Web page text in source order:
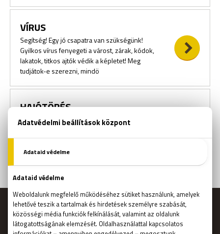
VÍRUS
Segítség! Egy jó csapatra van szükségünk!
Gyilkos vírus fenyegeti a várost, zárak, kódok,
lakatok, titkos ajtók védik a képletet! Meg
tudjátok-e szerezni, mindö
HAJÓTÖRÉS
Utatok során egy szörnyű viharban hajótörést
szenvedtetek egy ismeretlen szigeten.
Hamarosan kiderítitek, hogy az egykori
telepeseket egy kannibál törzs kiirtot
MENÜ
Főoldal